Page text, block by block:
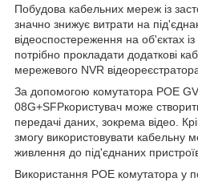
Побудова кабельних мереж із
значно знижує витрати на
відеоспостереження на об'єктах
потрібно прокладати додаткові
мережевого NVR
За допомогою комутатора POE
08G+SFPкористувач може
передачі даних, зокрема відео.
змогу використовувати кабельну
живлення до під'єднаних
Використання POE комутатора у